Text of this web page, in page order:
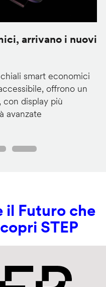
arrivano i nuovi
smart economici
offrono un
display più
avanzate
il Futuro che
STEP